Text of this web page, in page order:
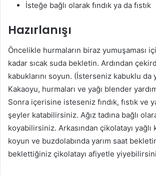
İsteğe bağlı olarak fındık ya da fıstık
Hazırlanışı
Öncelikle hurmaların biraz yumuşaması
kadar sıcak suda bekletin. Ardından
kabuklarını soyun. (İsterseniz kabuklu da
Kakaoyu, hurmaları ve yağı blender
Sonra içerisine isteseniz fındık, fıstık ve
şeyler katabilirsiniz. Ağız tadına bağlı
koyabilirsiniz. Arkasından çikolatayı yağlı
koyun ve buzdolabında yarım saat
beklettiğiniz çikolatayı afiyetle